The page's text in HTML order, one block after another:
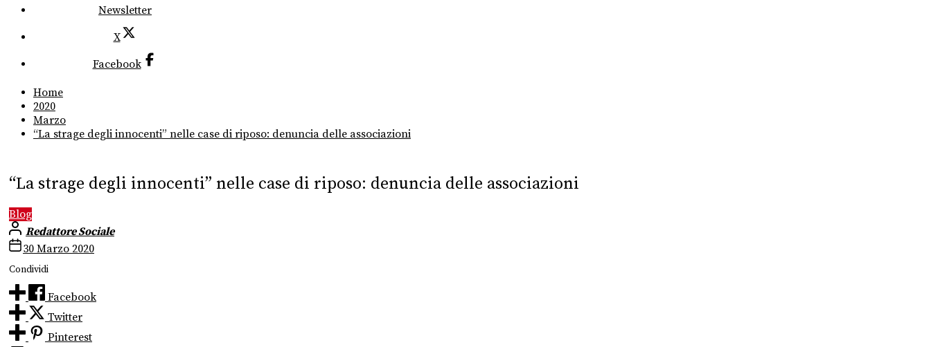
Newsletter
X
Facebook
Home
2020
Marzo
“La strage degli innocenti” nelle case di riposo: denuncia delle associazioni
“La strage degli innocenti” nelle case di riposo: denuncia delle associazioni
Blog
Redattore Sociale
30 Marzo 2020
Condividi
Facebook
Twitter
Pinterest